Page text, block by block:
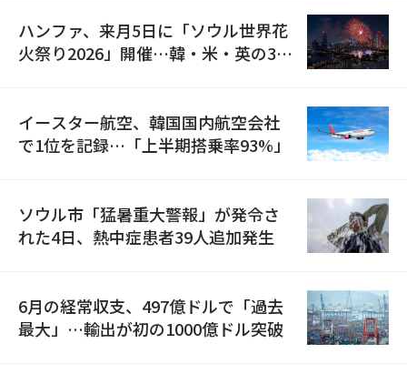
ハンファ、来月5日に「ソウル世界花
火祭り2026」開催…韓・米・英の3カ
イースター航空、韓国国内航空会社
で1位を記録…「上半期搭乗率93%」
ソウル市「猛暑重大警報」が発令さ
れた4日、熱中症患者39人追加発生
6月の経常収支、497億ドルで「過去
最大」…輸出が初の1000億ドル突破